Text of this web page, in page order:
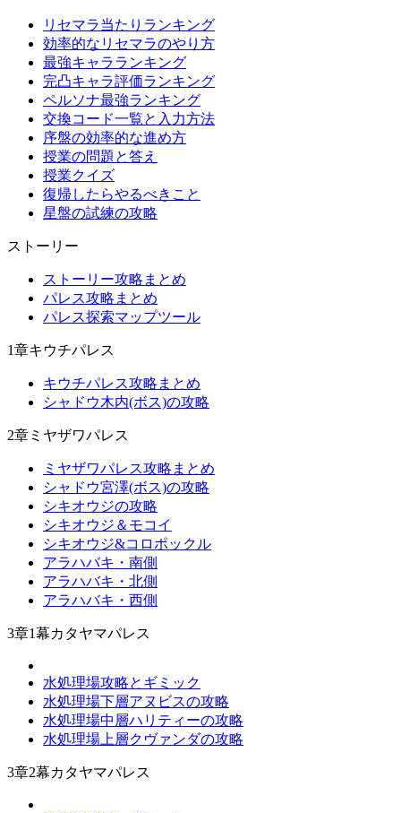
リセマラ当たりランキング
効率的なリセマラのやり方
最強キャラランキング
完凸キャラ評価ランキング
ペルソナ最強ランキング
交換コード一覧と入力方法
序盤の効率的な進め方
授業の問題と答え
授業クイズ
復帰したらやるべきこと
星盤の試練の攻略
ストーリー
ストーリー攻略まとめ
パレス攻略まとめ
パレス探索マップツール
1章キウチパレス
キウチパレス攻略まとめ
シャドウ木内(ボス)の攻略
2章ミヤザワパレス
ミヤザワパレス攻略まとめ
シャドウ宮澤(ボス)の攻略
シキオウジの攻略
シキオウジ＆モコイ
シキオウジ&コロポックル
アラハバキ・南側
アラハバキ・北側
アラハバキ・西側
3章1幕カタヤマパレス
水処理場攻略とギミック
水処理場下層アヌビスの攻略
水処理場中層ハリティーの攻略
水処理場上層クヴァンダの攻略
3章2幕カタヤマパレス